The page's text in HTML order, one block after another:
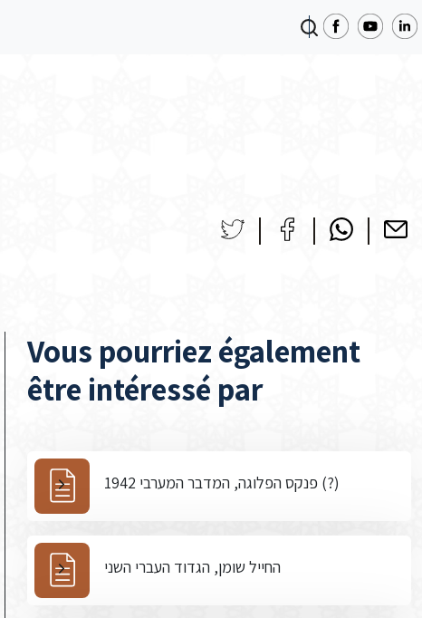
Vous pourriez également
être intéressé par
פנקס הפלוגה, המדבר המערבי 1942 (?)
החייל שומן, הגדוד העברי השני